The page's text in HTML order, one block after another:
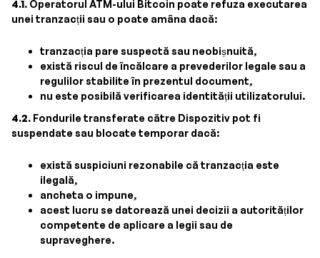
4.1. Operatorul ATM-ului Bitcoin poate refuza executarea
unei tranzacții sau o poate amâna dacă:
tranzacția pare suspectă sau neobișnuită,
există riscul de încălcare a prevederilor legale sau a
regulilor stabilite în prezentul document,
nu este posibilă verificarea identității utilizatorului.
4.2. Fondurile transferate către Dispozitiv pot fi
suspendate sau blocate temporar dacă:
există suspiciuni rezonabile că tranzacția este
ilegală,
ancheta o impune,
acest lucru se datorează unei decizii a autorităților
competente de aplicare a legii sau de
supraveghere.